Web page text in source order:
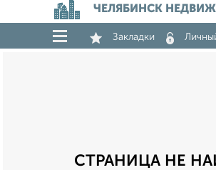
ЧЕЛЯБИНСК
Закладки
СТРАНИЦА НЕ